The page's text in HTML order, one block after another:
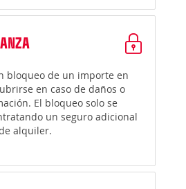
bloqueo de un importe en
en caso de daños o
El bloqueo solo se
un seguro adicional
alquiler.